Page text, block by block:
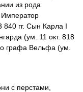
из рода
Император
гг. Сын Карла I
(ум. 11 окт. 818
графа Вельфа (ум.
с перстами,